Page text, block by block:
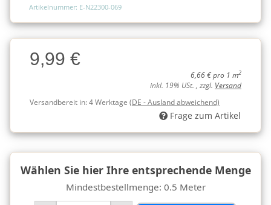
Artikelnummer: E-N22300-069
Charge
Charge9,99 €
6,66 € pro 1 m2
inkl. 19% USt. , zzgl. Versand
Versandbereit in:4 Werktage (DE - Ausland abweichend)
Frage zum Artikel
Wählen Sie hier Ihre entsprechende Menge
Mindestbestellmenge: 0.5 Meter